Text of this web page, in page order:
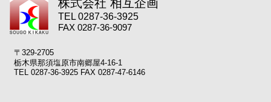
株式会社 相互企画
TEL 0287-36-3925
FAX 0287-36-9097
〒329-2705
栃木県那須塩原市南郷屋4-16-1
TEL 0287-36-3925 FAX 0287-47-6146